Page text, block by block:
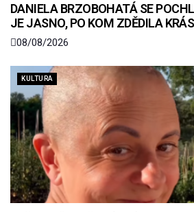
DANIELA BRZOBOHATÁ SE
JE JASNO, PO KOM ZDĚDILA
08/08/2026
KULTURA